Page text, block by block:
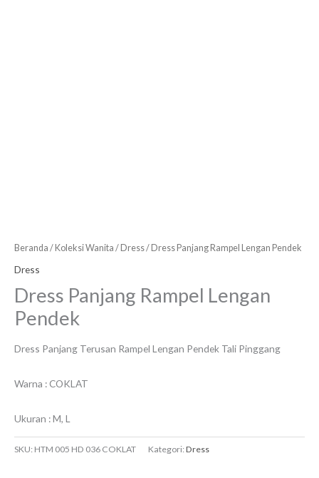
Beranda /Koleksi Wanita /Dress/ Dress Panjang Rampel Lengan Pendek
Dress
Dress Panjang Rampel Lengan
Pendek
Dress Panjang Terusan Rampel Lengan Pendek Tali Pinggang
Warna : COKLAT
Ukuran : M, L
SKU: HTM 005 HD 036 COKLAT Kategori:Dress